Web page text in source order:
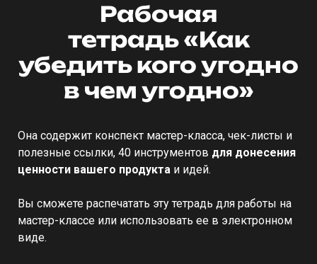
Рабочая
тетрадь «Как
убедить кого угодно
в чем угодно»
Она содержит конспект мастер-класса, чек-листы и
полезные ссылки, 40 инструментов для донесения
ценности вашего продукта и идей.
Вы сможете распечатать эту тетрадь для работы на
мастер-классе или использовать ее в электронном
виде.